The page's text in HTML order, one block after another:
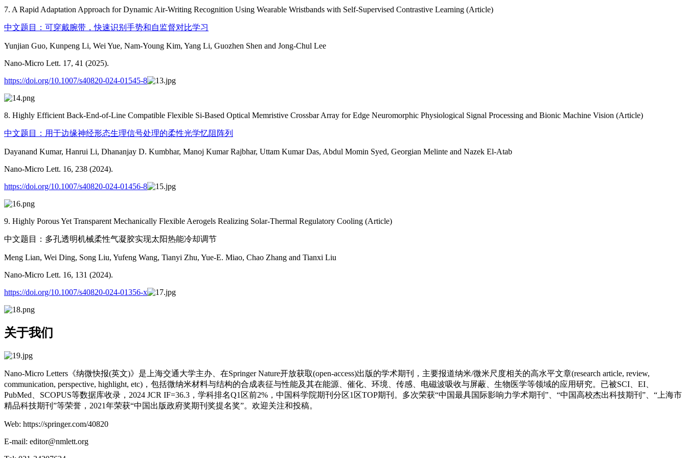
7. A Rapid Adaptation Approach for Dynamic Air-Writing Recognition Using Wearable Wristbands with Self-Supervised Contrastive Learning (Article)
中文题目：可穿戴腕带，快速识别手势和自监督对比学习
Yunjian Guo, Kunpeng Li, Wei Yue, Nam-Young Kim, Yang Li, Guozhen Shen and Jong-Chul Lee
Nano-Micro Lett. 17, 41 (2025).
https://doi.org/10.1007/s40820-024-01545-8
8. Highly Efficient Back-End-of-Line Compatible Flexible Si-Based Optical Memristive Crossbar Array for Edge Neuromorphic Physiological Signal Processing and Bionic Machine Vision (Article)
中文题目：用于边缘神经形态生理信号处理的柔性光学忆阻阵列
Dayanand Kumar, Hanrui Li, Dhananjay D. Kumbhar, Manoj Kumar Rajbhar, Uttam Kumar Das, Abdul Momin Syed, Georgian Melinte and Nazek El-Atab
Nano-Micro Lett. 16, 238 (2024).
https://doi.org/10.1007/s40820-024-01456-8
9. Highly Porous Yet Transparent Mechanically Flexible Aerogels Realizing Solar-Thermal Regulatory Cooling (Article)
中文题目：多孔透明机械柔性气凝胶实现太阳热能冷却调节
Meng Lian, Wei Ding, Song Liu, Yufeng Wang, Tianyi Zhu, Yue-E. Miao, Chao Zhang and Tianxi Liu
Nano-Micro Lett. 16, 131 (2024).
https://doi.org/10.1007/s40820-024-01356-x
关于我们
Nano-Micro Letters《纳微快报(英文)》是上海交通大学主办、在Springer Nature开放获取(open-access)出版的学术期刊，主要报道纳米/微米尺度相关的高水平文章(research article, review,
communication, perspective, highlight, etc)，包括微纳米材料与结构的合成表征与性能及其在能源、催化、环境、传感、电磁波吸收与屏蔽、生物医学等领域的应用研究。已被SCI、EI、
PubMed、SCOPUS等数据库收录，2024 JCR IF=36.3，学科排名Q1区前2%，中国科学院期刊分区1区TOP期刊。多次荣获“中国最具国际影响力学术期刊”、“中国高校杰出科技期刊”、“上海市
精品科技期刊”等荣誉，2021年荣获“中国出版政府奖期刊奖提名奖”。欢迎关注和投稿。
Web: https://springer.com/40820
E-mail: editor@nmlett.org